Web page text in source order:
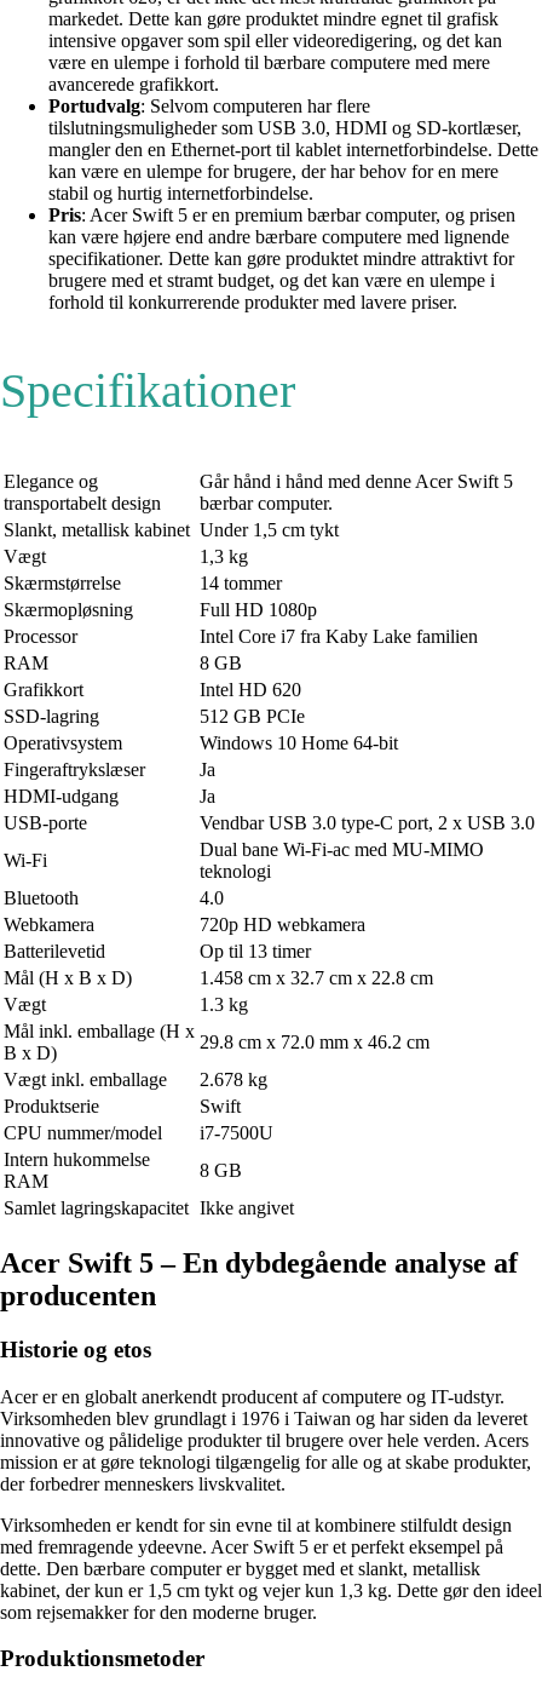
markedet. Dette kan gøre produktet mindre egnet til grafisk
intensive opgaver som spil eller videoredigering, og det kan
være en ulempe i forhold til bærbare computere med mere
avancerede grafikkort.
Portudvalg: Selvom computeren har flere
tilslutningsmuligheder som USB 3.0, HDMI og SD-kortlæser,
mangler den en Ethernet-port til kablet internetforbindelse. Dette
kan være en ulempe for brugere, der har behov for en mere
stabil og hurtig internetforbindelse.
Pris: Acer Swift 5 er en premium bærbar computer, og prisen
kan være højere end andre bærbare computere med lignende
specifikationer. Dette kan gøre produktet mindre attraktivt for
brugere med et stramt budget, og det kan være en ulempe i
forhold til konkurrerende produkter med lavere priser.
Specifikationer
Elegance og
transportabelt design
Går hånd i hånd med denne Acer Swift 5
bærbar computer.
Slankt, metallisk kabinet Under 1,5 cm tykt
Vægt
1,3 kg
Skærmstørrelse
14 tommer
Skærmopløsning
Full HD 1080p
Processor
Intel Core i7 fra Kaby Lake familien
RAM
8 GB
Grafikkort
Intel HD 620
SSD-lagring
512 GB PCIe
Operativsystem
Windows 10 Home 64-bit
Fingeraftrykslæser
Ja
HDMI-udgang
Ja
USB-porte
Vendbar USB 3.0 type-C port, 2 x USB 3.0
Wi-Fi
Dual bane Wi-Fi-ac med MU-MIMO
teknologi
Bluetooth
4.0
Webkamera
720p HD webkamera
Batterilevetid
Op til 13 timer
Mål (H x B x D)
1.458 cm x 32.7 cm x 22.8 cm
Vægt
1.3 kg
Mål inkl. emballage (H x
B x D)
29.8 cm x 72.0 mm x 46.2 cm
Vægt inkl. emballage
2.678 kg
Produktserie
Swift
CPU nummer/model
i7-7500U
Intern hukommelse
RAM
8 GB
Samlet lagringskapacitet Ikke angivet
Acer Swift 5 – En dybdegående analyse af
producenten
Historie og etos
Acer er en globalt anerkendt producent af computere og IT-udstyr.
Virksomheden blev grundlagt i 1976 i Taiwan og har siden da leveret
innovative og pålidelige produkter til brugere over hele verden. Acers
mission er at gøre teknologi tilgængelig for alle og at skabe produkter,
der forbedrer menneskers livskvalitet.
Virksomheden er kendt for sin evne til at kombinere stilfuldt design
med fremragende ydeevne. Acer Swift 5 er et perfekt eksempel på
dette. Den bærbare computer er bygget med et slankt, metallisk
kabinet, der kun er 1,5 cm tykt og vejer kun 1,3 kg. Dette gør den ideel
som rejsemakker for den moderne bruger.
Produktionsmetoder